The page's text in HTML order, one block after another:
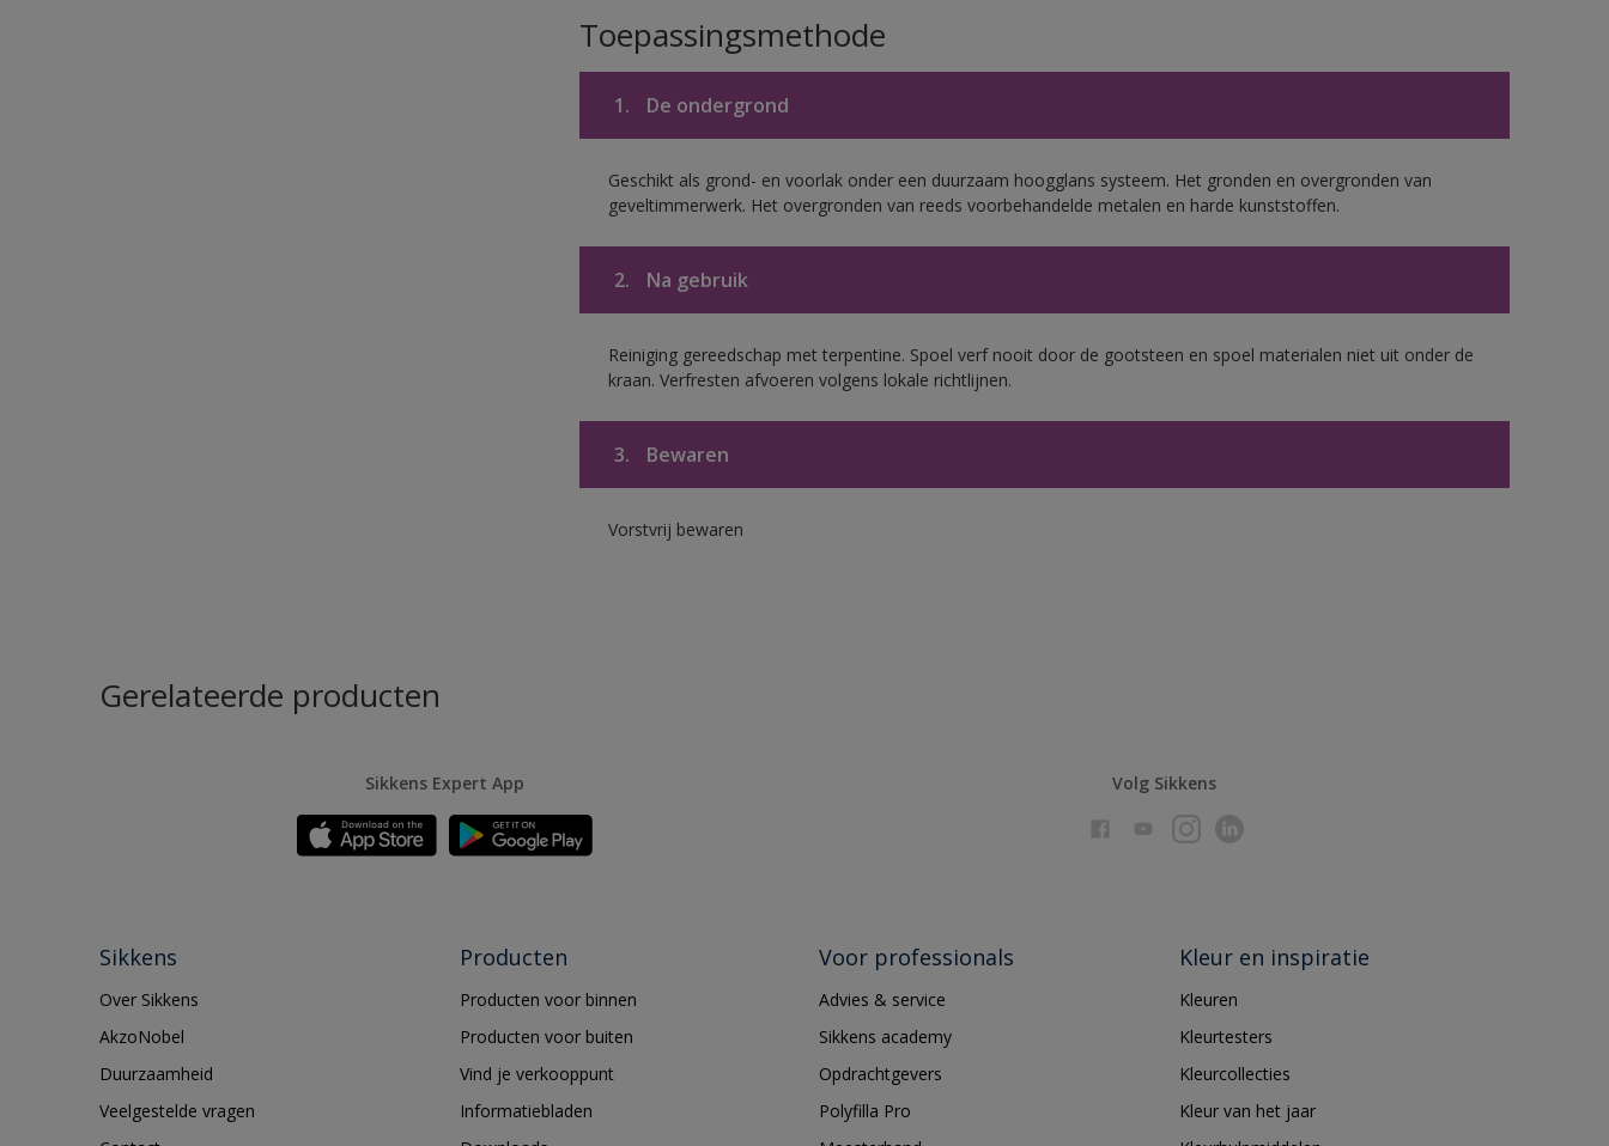
Toepassingsmethode
1. De ondergrond
Geschikt als grond- en voorlak onder een duurzaam hoogglans systeem. Het gronden en overgronden van
geveltimmerwerk. Het overgronden van reeds voorbehandelde metalen en harde kunststoffen.
2. Na gebruik
Reiniging gereedschap met terpentine. Spoel verf nooit door de gootsteen en spoel materialen niet uit onder de
kraan. Verfresten afvoeren volgens lokale richtlijnen.
3. Bewaren
Vorstvrij bewaren
Gerelateerde producten
Sikkens Expert App Volg Sikkens
Sikkens
Over Sikkens
AkzoNobel
Duurzaamheid
Veelgestelde vragen
Producten
Producten voor binnen
Producten voor buiten
Vind je verkooppunt
Informatiebladen
Voor professionals
Advies & service
Sikkens academy
Opdrachtgevers
Polyfilla Pro
Kleur en inspiratie
Kleuren
Kleurtesters
Kleurcollecties
Kleur van het jaar